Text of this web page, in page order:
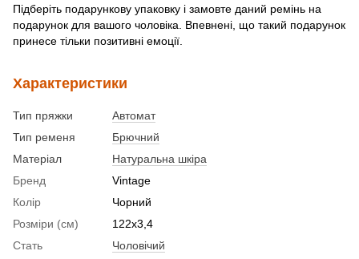
Підберіть подарункову упаковку і замовте даний ремінь на
подарунок для вашого чоловіка. Впевнені, що такий подарунок
принесе тільки позитивні емоції.
Характеристики
Тип пряжки
Автомат
Тип ременя
Брючний
Матеріал
Натуральна шкіра
Бренд
Vintage
Колір
Чорний
Розміри (см)
122х3,4
Стать
Чоловічий